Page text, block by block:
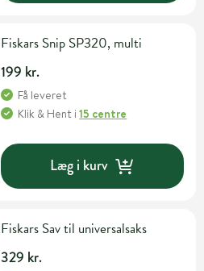
Fiskars Snip SP320, multi
199 kr.
Få leveret
Klik & Hent i15 centre
Læg i kurv
Fiskars Sav til universalsaks
329 kr.